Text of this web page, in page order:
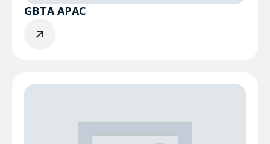
GBTA APAC